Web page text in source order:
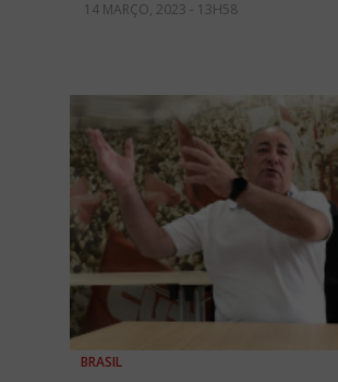
14 MARÇO, 2023 - 13H58
BRASIL